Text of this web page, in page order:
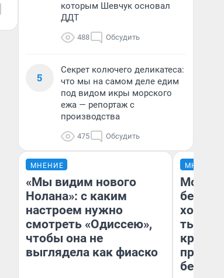
которым Шевчук основал
ДДТ
488 Обсудить
5
Секрет колючего деликатеса:
что мы на самом деле едим
под видом икры морского
ежа — репортаж с
производства
475 Обсудить
МНЕНИЕ
«Мы видим нового
Нолана»: с каким
настроем нужно
смотреть «Одиссею»,
чтобы она не
выглядела как фиаско
МНЕНИЕ
Мой
хотела
тысяч,